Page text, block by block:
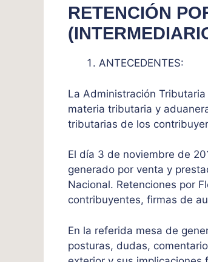
RETENCIÓN
ANTECEDENTES:
La Administración
materia tributaria y
tributarias de los
El día 3 de noviembre de
generado por venta y
Nacional. Retenciones por
contribuyentes, firmas de
En la referida mesa de
posturas, dudas,